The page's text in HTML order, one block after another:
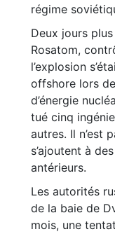
régime
Deux jours
Rosatom,
l’explosion
offshore lors
d’énergie
tué cinq
autres. Il n’est
s’ajoutent à
antérieurs.
Les autorités
de la baie de
mois, une